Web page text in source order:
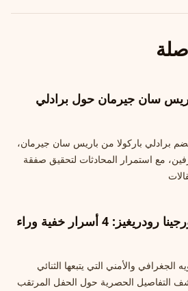
سان جيرمان حول برادلي
برادلي باركولا من باريس سان جيرمان،
مع استمرار المحادثات لتحقيق صفقة
كريستيانو رونالدو وجورجينا رودريغيز: 4 أسرار خفية وراء
والأمني التي يتبعها الثنائي
التفاصيل الحصرية حول الحفل المرتقب